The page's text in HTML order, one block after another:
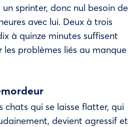
sprinter, donc nul besoin de
avec lui. Deux à trois
à quinze minutes suffisent
problèmes liés au manque
chats qui se laisse flatter, qui
devient agressif et